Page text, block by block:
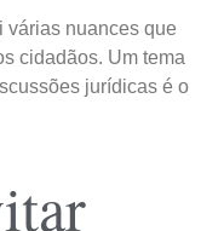
várias nuances que
cidadãos. Um tema
jurídicas é o